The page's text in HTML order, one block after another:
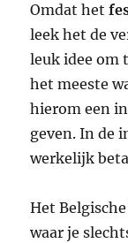
Omdat het
leek het de
leuk idee om
het meeste
hierom een
geven. In de
werkelijk
Het
waar je